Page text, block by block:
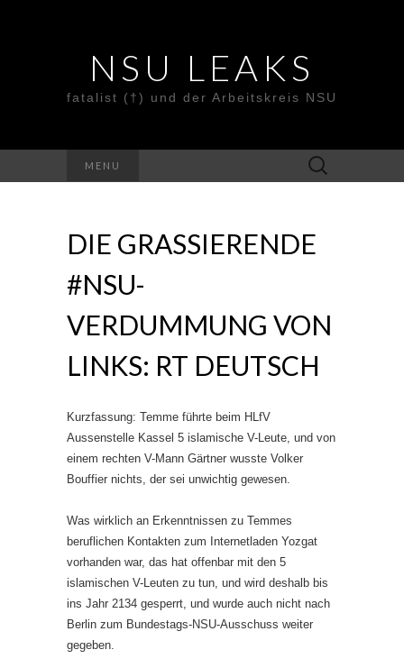
NSU LEAKS
fatalist (†) und der Arbeitskreis NSU
MENU
Suche
nach:
DIE GRASSIERENDE
#NSU-
VERDUMMUNG VON
LINKS: RT DEUTSCH
Kurzfassung: Temme führte beim HLfV
Aussenstelle Kassel 5 islamische V-Leute, und von
einem rechten V-Mann Gärtner wusste Volker
Bouffier nichts, der sei unwichtig gewesen.
Was wirklich an Erkenntnissen zu Temmes
beruflichen Kontakten zum Internetladen Yozgat
vorhanden war, das hat offenbar mit den 5
islamischen V-Leuten zu tun, und wird deshalb bis
ins Jahr 2134 gesperrt, und wurde auch nicht nach
Berlin zum Bundestags-NSU-Ausschuss weiter
gegeben.